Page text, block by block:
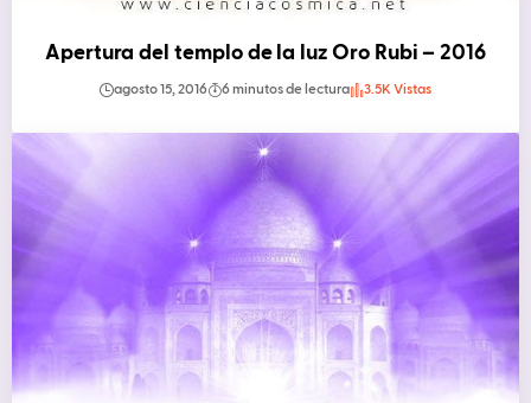
Apertura del templo de la luz Oro Rubi – 2016
agosto 15, 2016 6 minutos de lectura 3.5K Vistas